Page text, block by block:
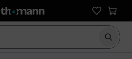
Iniciar